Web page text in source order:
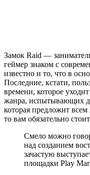
Замок Raid —
геймер знаком с
известно и то, что в
Последние, кстати,
времени, которое
жанра, испытывающих
которая предложит
то вам обязательно
Смело можно
над созданием
зачастую
площадки Play